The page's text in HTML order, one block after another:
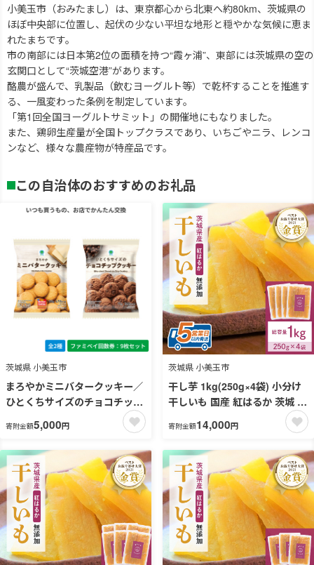
小美玉市（おみたまし）は、東京都心から北東へ約80km、茨城県の
ほぼ中央部に位置し、起伏の少ない平坦な地形と穏やかな気候に恵ま
れたまちです。
市の南部には日本第2位の面積を持つ“霞ヶ浦”、東部には茨城県の空の
玄関口として“茨城空港”があります。
酪農が盛んで、乳製品（飲むヨーグルト等）で乾杯することを推進す
る、一風変わった条例を制定しています。
「第1回全国ヨーグルトサミット」の開催地にもなりました。
また、鶏卵生産量が全国トップクラスであり、いちごやニラ、レンコ
ンなど、様々な農産物が特産品です。
この自治体のおすすめのお礼品
茨城県 小美玉市
まろやかミニバタークッキー／
ひとくちサイズのチョコチップ
クッキー【ファミペイ回数券9
枚セット】
寄附金額5,000円
茨城県 小美玉市
干し芋 1kg(250g×4袋) 小分け
干しいも 国産 紅はるか 茨城 べ
にはるか さつまいも サツマイ
モ お芋 おいも おやつ お菓子
和菓子 和スイーツ ほしいも ほ
し芋 柔らかい ダイエット スイ
ーツ 砂糖不使用 12-B
寄附金額14,000円